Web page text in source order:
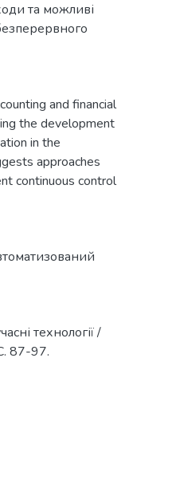
та можливі
and financial
the development
in the
approaches
continuous control
технології /
87-97.